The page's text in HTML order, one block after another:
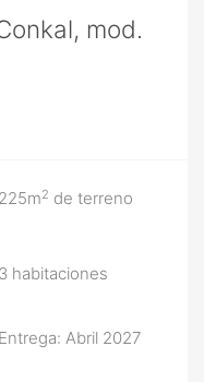
mod.
225m2 de terreno
3 habitaciones
Entrega: Abril 2027